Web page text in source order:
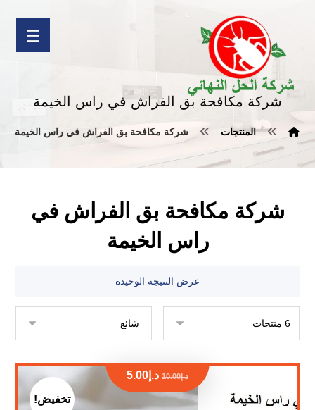
شركة مكافحة بق الفراش في راس الخيمة
المنتجات شركة مكافحة بق الفراش في راس الخيمة
شركة مكافحة بق الفراش في
راس الخيمة
عرض النتيجة الوحيدة
د.إ10.00 د.إ 5.00
تخفيض!